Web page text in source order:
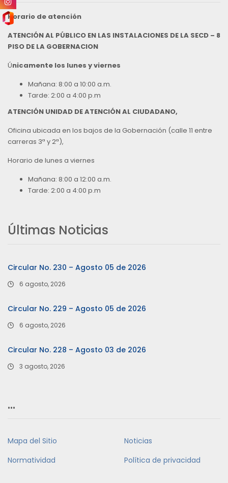
Horario de atención
ATENCIÓN AL PÚBLICO EN LAS INSTALACIONES DE LA SECD – 8
PISO DE LA GOBERNACION
Únicamente los lunes y viernes
Mañana: 8:00 a 10:00 a.m.
Tarde: 2:00 a 4:00 p.m
ATENCIÓN UNIDAD DE ATENCIÓN AL CIUDADANO,
Oficina ubicada en los bajos de la Gobernación (calle 11 entre
carreras 3ª y 2ª),
Horario de lunes a viernes
Mañana: 8:00 a 12:00 a.m.
Tarde: 2:00 a 4:00 p.m
Últimas Noticias
Circular No. 230 – Agosto 05 de 2026
6 agosto, 2026
Circular No. 229 – Agosto 05 de 2026
6 agosto, 2026
Circular No. 228 – Agosto 03 de 2026
3 agosto, 2026
…
Mapa del Sitio
Noticias
Normatividad
Política de privacidad